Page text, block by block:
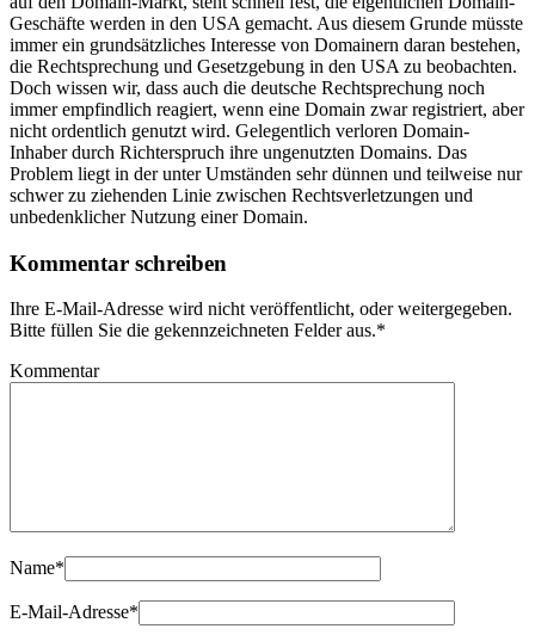
Geschäfte werden in den USA gemacht. Aus diesem Grunde müsste
immer ein grundsätzliches Interesse von Domainern daran bestehen,
die Rechtsprechung und Gesetzgebung in den USA zu beobachten.
Doch wissen wir, dass auch die deutsche Rechtsprechung noch
immer empfindlich reagiert, wenn eine Domain zwar registriert, aber
nicht ordentlich genutzt wird. Gelegentlich verloren Domain-
Inhaber durch Richterspruch ihre ungenutzten Domains. Das
Problem liegt in der unter Umständen sehr dünnen und teilweise nur
schwer zu ziehenden Linie zwischen Rechtsverletzungen und
unbedenklicher Nutzung einer Domain.
Kommentar schreiben
Ihre E-Mail-Adresse wird nicht veröffentlicht, oder weitergegeben.
Bitte füllen Sie die gekennzeichneten Felder aus.*
Kommentar
Name*
E-Mail-Adresse*